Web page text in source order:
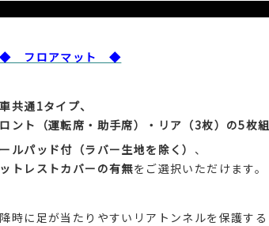
◆ フロアマット ◆
共通1タイプ、
ント（運転席・助手席）・リア（3枚）の5枚組
ルパッド付（ラバー生地を除く） 、
トレストカバーの有無をご選択いただけます。
時に足が当たりやすいリアトンネルを保護する